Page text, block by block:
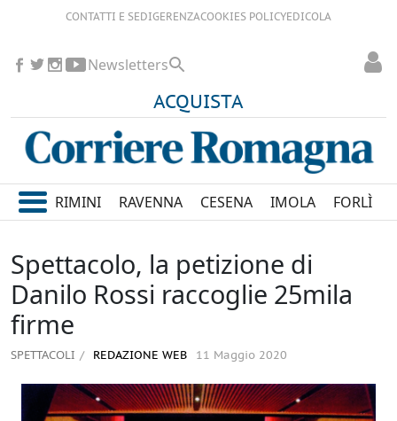
CONTATTI E SEDIGERENZACOOKIES POLICYEDICOLA
ACQUISTA
Newsletters
RIMINI RAVENNA CESENA IMOLA FORLÌ
Spettacolo, la petizione di
Danilo Rossi raccoglie 25mila
firme
SPETTACOLI REDAZIONE WEB 11 Maggio 2020